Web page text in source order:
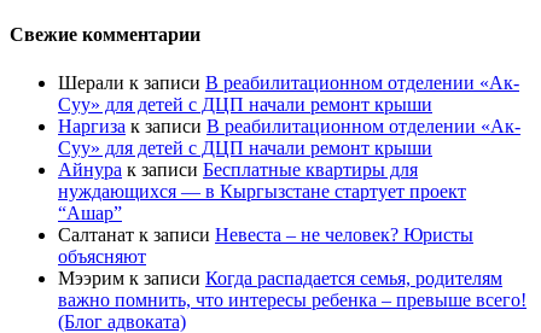
Свежие комментарии
Шерали к записи В реабилитационном отделении «Ак-
Суу» для детей с ДЦП начали ремонт крыши
Наргиза к записи В реабилитационном отделении «Ак-
Суу» для детей с ДЦП начали ремонт крыши
Айнура к записи Бесплатные квартиры для
нуждающихся — в Кыргызстане стартует проект
“Ашар”
Салтанат к записи Невеста – не человек? Юристы
объясняют
Мээрим к записи Когда распадается семья, родителям
важно помнить, что интересы ребенка – превыше всего!
(Блог адвоката)